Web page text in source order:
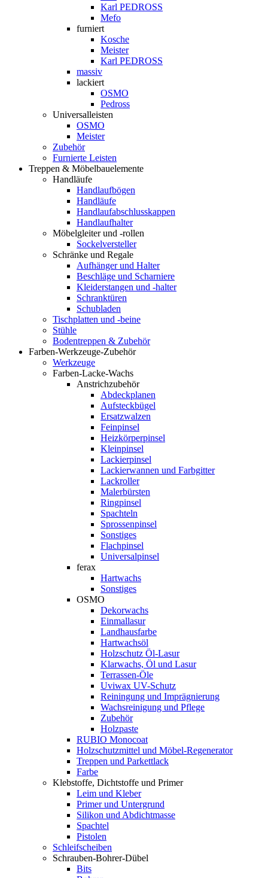
Karl PEDROSS
Mefo
furniert
Kosche
Meister
Karl PEDROSS
massiv
lackiert
OSMO
Pedross
Universalleisten
OSMO
Meister
Zubehör
Furnierte Leisten
Treppen & Möbelbauelemente
Handläufe
Handlaufbögen
Handläufe
Handlaufabschlusskappen
Handlaufhalter
Möbelgleiter und -rollen
Sockelversteller
Schränke und Regale
Aufhänger und Halter
Beschläge und Scharniere
Kleiderstangen und -halter
Schranktüren
Schubladen
Tischplatten und -beine
Stühle
Bodentreppen & Zubehör
Farben-Werkzeuge-Zubehör
Werkzeuge
Farben-Lacke-Wachs
Anstrichzubehör
Abdeckplanen
Aufsteckbügel
Ersatzwalzen
Feinpinsel
Heizkörperpinsel
Kleinpinsel
Lackierpinsel
Lackierwannen und Farbgitter
Lackroller
Malerbürsten
Ringpinsel
Spachteln
Sprossenpinsel
Sonstiges
Flachpinsel
Universalpinsel
ferax
Hartwachs
Sonstiges
OSMO
Dekorwachs
Einmallasur
Landhausfarbe
Hartwachsöl
Holzschutz Öl-Lasur
Klarwachs, Öl und Lasur
Terrassen-Öle
Uviwax UV-Schutz
Reiningung und Imprägnierung
Wachsreinigung und Pflege
Zubehör
Holzpaste
RUBIO Monocoat
Holzschutzmittel und Möbel-Regenerator
Treppen und Parkettlack
Farbe
Klebstoffe, Dichtstoffe und Primer
Leim und Kleber
Primer und Untergrund
Silikon und Abdichtmasse
Spachtel
Pistolen
Schleifscheiben
Schrauben-Bohrer-Dübel
Bits